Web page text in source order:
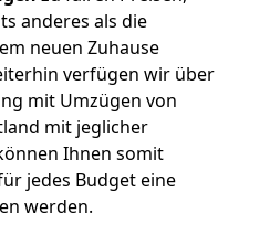
anderes als die
neuen Zuhause
verfügen wir über
mit Umzügen von
mit jeglicher
Ihnen somit
jedes Budget eine
werden.